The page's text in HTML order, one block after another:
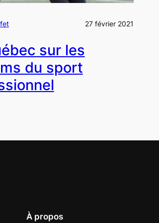
27 février 2021
sur les
du sport
À propos